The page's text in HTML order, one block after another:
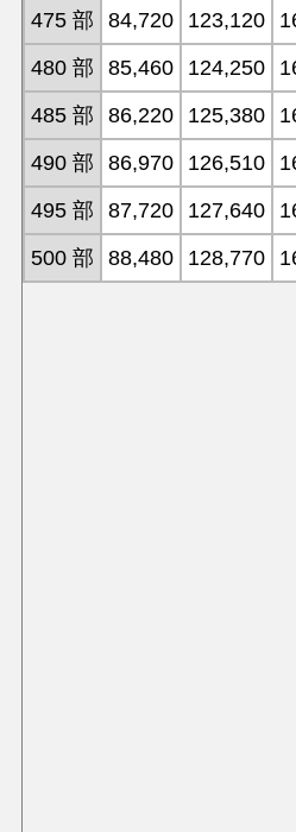
475 部
84,720 123,120
480 部
85,460 124,250
485 部
86,220 125,380
490 部
86,970 126,510
495 部
87,720 127,640
500 部
88,480 128,770